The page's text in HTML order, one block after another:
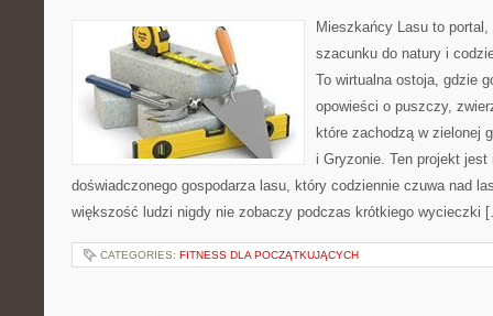
Mieszkańcy Lasu to portal,
szacunku do natury i
To wirtualna ostoja, gdzie
opowieści o puszczy,
które zachodzą w zielonej
i Gryzonie. Ten projekt
doświadczonego gospodarza lasu, który codziennie czuwa nad
większość ludzi nigdy nie zobaczy podczas krótkiego wycieczki
CATEGORIES: FITNESS DLA POCZĄTKUJĄCYCH